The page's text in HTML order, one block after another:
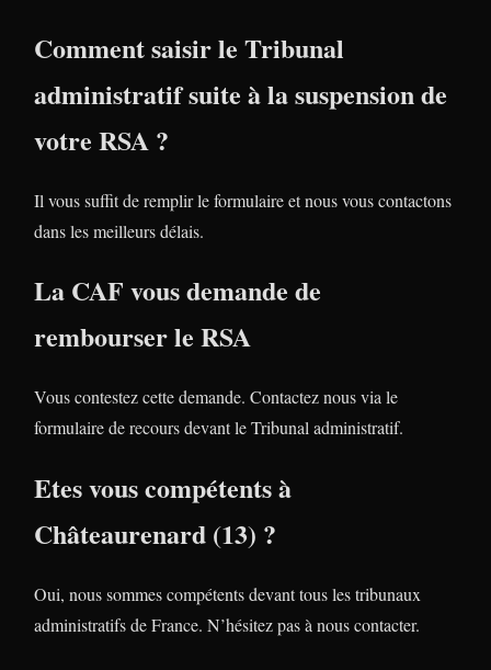
Comment saisir le Tribunal
administratif suite à la suspension de
votre RSA ?
Il vous suffit de remplir le formulaire et nous vous contactons
dans les meilleurs délais.
La CAF vous demande de
rembourser le RSA
Vous contestez cette demande. Contactez nous via le
formulaire de recours devant le Tribunal administratif.
Etes vous compétents à
Châteaurenard (13) ?
Oui, nous sommes compétents devant tous les tribunaux
administratifs de France. N’hésitez pas à nous contacter.